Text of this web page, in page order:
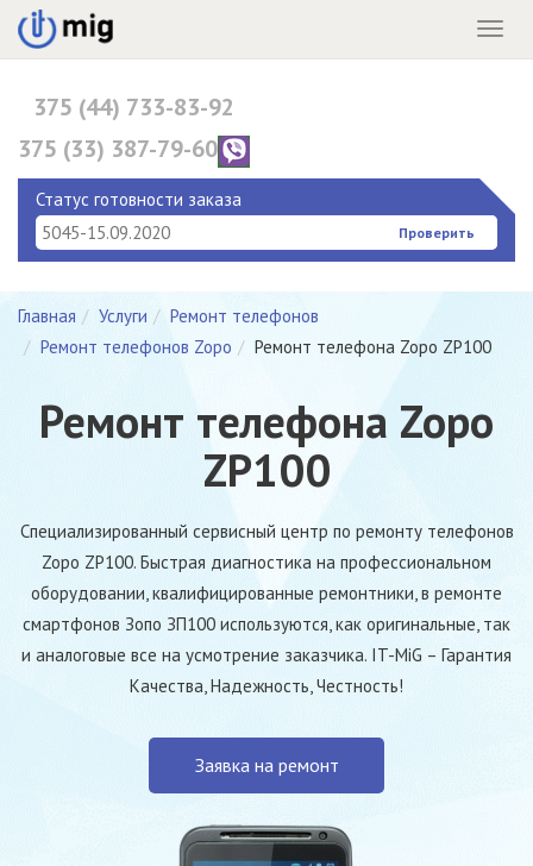
Menu
375 (44) 733-83-92
375 (33) 387-79-60
375 (17) 396-10-82
Статус готовности заказа
Проверить
Главная Услуги
Ремонт телефонов
Ремонт телефонов Zopo
Ремонт телефона Zopo ZP100
Ремонт телефона Zopo
ZP100
Специализированный сервисный центр по ремонту телефонов
Zopo ZP100. Быстрая диагностика на профессиональном
оборудовании, квалифицированные ремонтники, в ремонте
смартфонов Зопо ЗП100 используются, как оригинальные, так
и аналоговые все на усмотрение заказчика. IT-MiG – Гарантия
Качества, Надежность, Честность!
Заявка на ремонт